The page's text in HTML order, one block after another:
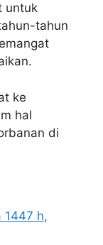
untuk
tahun
ke
hal
di
1447 h,